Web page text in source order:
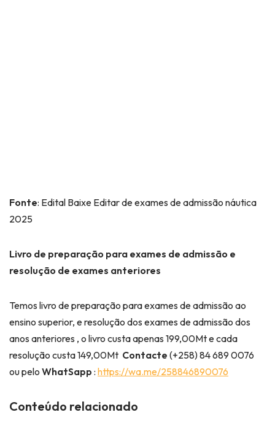
Fonte: Edital Baixe Editar de exames de admissão náutica
2025
Livro de preparação para exames de admissão e
resolução de exames anteriores
Temos livro de preparação para exames de admissão ao
ensino superior, e resolução dos exames de admissão dos
anos anteriores , o livro custa apenas 199,00Mt e cada
resolução custa 149,00Mt Contacte (+258) 84 689 0076
ou pelo WhatSapp : https://wa.me/258846890076
Conteúdo relacionado